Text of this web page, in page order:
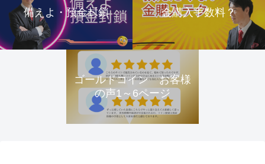
備えよ・預金封鎖 金購入手数料？
ゴールドコイン お客様
の声1～6ページ